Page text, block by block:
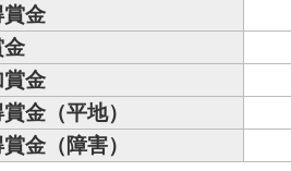
金
金
金
金（平地）
金（障害）